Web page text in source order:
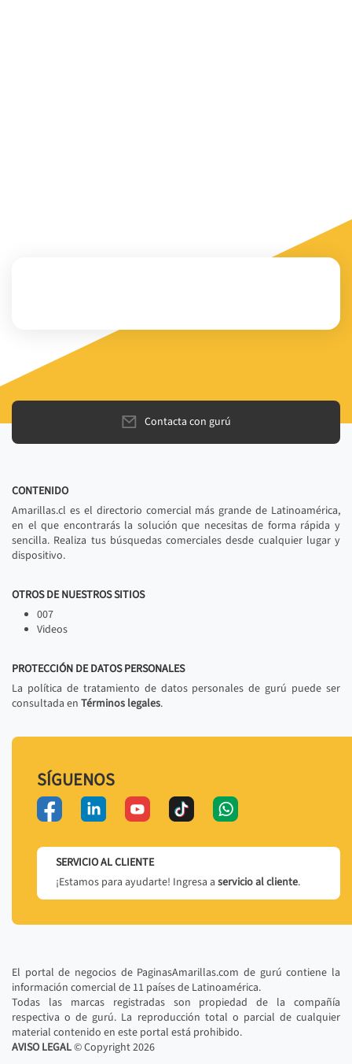
Contacta con gurú
CONTENIDO
Amarillas.cl es el directorio comercial más grande de Latinoamérica,
en el que encontrarás la solución que necesitas de forma rápida y
sencilla. Realiza tus búsquedas comerciales desde cualquier lugar y
dispositivo.
OTROS DE NUESTROS SITIOS
007
Videos
PROTECCIÓN DE DATOS PERSONALES
La política de tratamiento de datos personales de gurú puede ser
consultada en Términos legales.
SÍGUENOS
SERVICIO AL CLIENTE
¡Estamos para ayudarte! Ingresa a servicio al cliente.
El portal de negocios de PaginasAmarillas.com de gurú contiene la
información comercial de 11 países de Latinoamérica.
Todas las marcas registradas son propiedad de la compañía
respectiva o de gurú. La reproducción total o parcial de cualquier
material contenido en este portal está prohibido.
AVISO LEGAL© Copyright2026